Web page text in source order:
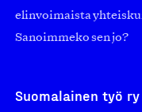
elinvoimaista
Sanoimmeko sen jo?
Suomalainen työ ry